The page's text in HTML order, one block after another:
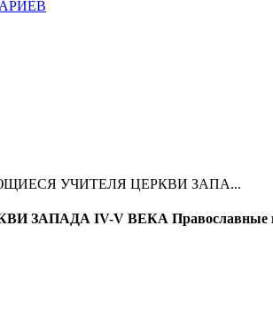
УЧИТЕЛЯ ЦЕРКВИ ЗАПА...
IV-V ВЕКА Православные